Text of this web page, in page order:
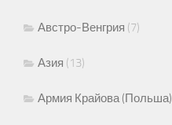
Австро-Венгрия (7)
Азия (13)
Армия Крайова (Польша)